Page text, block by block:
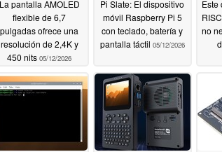
La pantalla AMOLED
flexible de 6,7
pulgadas ofrece una
resolución de 2,4K y
450 nits 05/12/2026
Pi Slate: El dispositivo
móvil Raspberry Pi 5
con teclado, batería y
pantalla táctil 05/12/2026
Este
no